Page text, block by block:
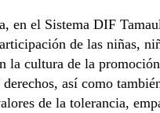
en el Sistema DIF
de las niñas,
la cultura de la
derechos, así como
de la tolerancia,